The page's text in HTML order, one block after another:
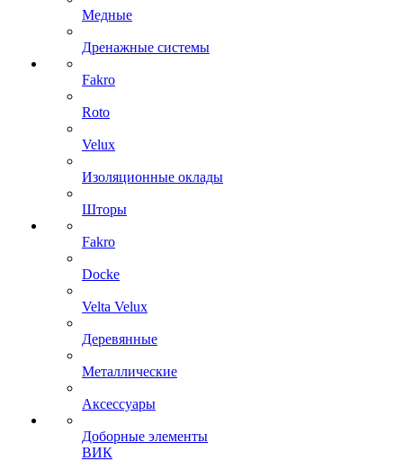
Медные
Дренажные системы
Fakro
Roto
Velux
Изоляционные оклады
Шторы
Fakro
Docke
Velta Velux
Деревянные
Металлические
Аксессуары
Доборные элементы
ВИК